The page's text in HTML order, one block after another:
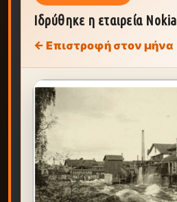
Ιδρύθηκε η εταιρεία Nokia
← Επιστροφή στον μήνα